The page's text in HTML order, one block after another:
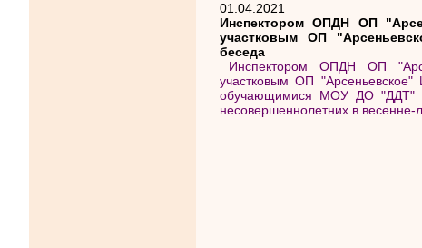
01.04.2021
Инспектором ОПДН ОП
участковым ОП
беседа
Инспектором ОПДН ОП
участковым ОП
обучающимися МОУ ДО "ДДТ"
несовершеннолетних в весенне-